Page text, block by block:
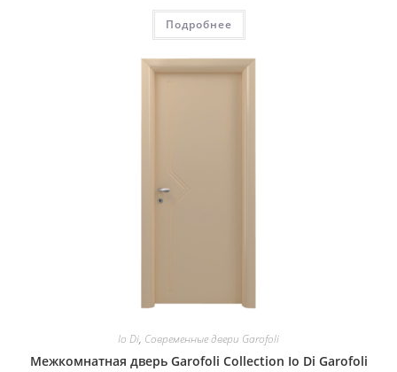
Подробнее
Io Di, Современные двери Garofoli
Межкомнатная дверь Garofoli Collection Io Di Garofoli